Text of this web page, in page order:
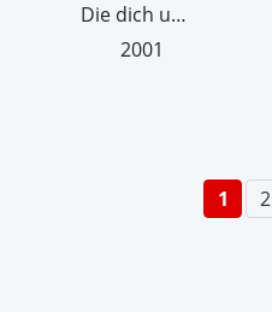
Die dich umarmt
2001
1 2